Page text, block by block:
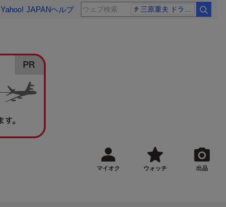
Yahoo! JAPANヘルプ 三原重夫 ドラマー
マイオク ウォッチ 出品